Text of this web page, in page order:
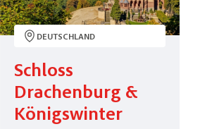
DEUTSCHLAND
Schloss
Drachenburg &
Königswinter